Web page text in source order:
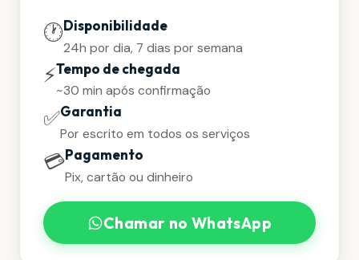
🕐Disponibilidade
24h por dia, 7 dias por semana
⚡Tempo de chegada
~30 min após confirmação
✅Garantia
Por escrito em todos os serviços
💳Pagamento
Pix, cartão ou dinheiro
Chamar no WhatsApp